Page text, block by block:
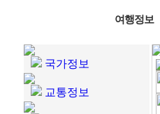
여행정보
국가정보
교통정보